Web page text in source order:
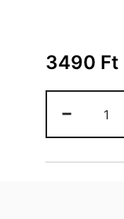
3490 Ft
-